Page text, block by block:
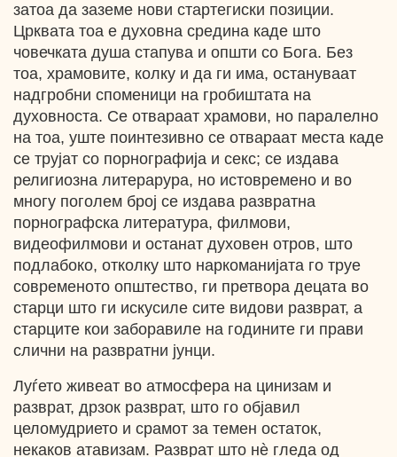
затоа да заземе нови стартегиски позиции.
Црквата тоа е духовна средина каде што
човечката душа стапува и општи со Бога. Без
тоа, храмовите, колку и да ги има, остануваат
надгробни споменици на гробиштата на
духовноста. Се отвараат храмови, но паралелно
на тоа, уште поинтезивно се отвараат места каде
се трујат со порнографија и секс; се издава
религиозна литерарура, но истовремено и во
многу поголем број се издава развратна
порнографска литература, филмови,
видеофилмови и останат духовен отров, што
подлабоко, отколку што наркоманијата го труе
современото општество, ги претвора децата во
старци што ги искусиле сите видови разврат, а
старците кои заборавиле на годините ги прави
слични на развратни јунци.
Луѓето живеат во атмосфера на цинизам и
разврат, дрзок разврат, што го објавил
целомудрието и срамот за темен остаток,
некаков атавизам. Разврат што нѐ гледа од